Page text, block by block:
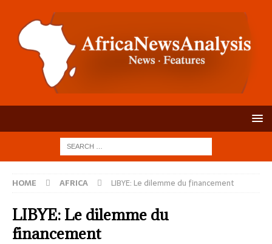
HOME AFRICA LIBYE: Le dilemme du financement
LIBYE: Le dilemme du
financement